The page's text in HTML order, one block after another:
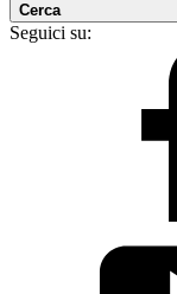
Cerca
Seguici su: